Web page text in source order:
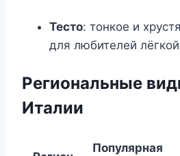
Тесто: тонкое и
для любителей
Региональные
Италии
Популярная